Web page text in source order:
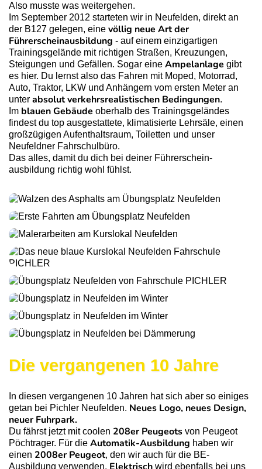
Also musste was weitergehen.
Im September 2012 starteten wir in Neufelden, direkt an
der B127 gelegen, eine völlig neue Art der
Führerscheinaus­bildung - auf einem einzig­artigen
Trainings­gelände mit richtigen Straßen, Kreuzun­gen,
Steigungen und Gefällen. Sogar eine Ampel­anlage gibt
es hier. Du lernst also das Fahren mit Moped, Motorrad,
Auto, Traktor, LKW und Anhängern vom ersten Meter an
unter absolut verkehrsrealistischen Bedingungen.
Im blauen Gebäude oberhalb des Trainings­geländes
findest du top ausgestattete, klima­tisierte Lehrsäle, einen
großzügigen Aufent­halts­raum, Toiletten und unser
Neufeldner Fahrschul­büro.
Das alles, damit du dich bei deiner Führer­schein­
ausbildung richtig wohl fühlst.
Die vergangenen 10 Jahre
In diesen vergangenen 10 Jahren hat sich aber so einiges
getan bei Pichler Neufelden. Neues Logo, neues Design,
neuer Fuhrpark.
Du fährst jetzt mit coolen 208er Peugeots von Peugeot
Pöchtrager. Für die Automatik-Ausbildung haben wir
einen 2008er Peu­geot, den wir auch für die BE-
Ausbildung verwenden.
wird ebenfalls bei uns